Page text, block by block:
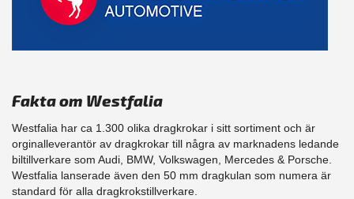
Fakta om Westfalia
Westfalia har ca 1.300 olika dragkrokar i sitt sortiment och är
orginalleverantör av dragkrokar till några av marknadens ledande
biltillverkare som Audi, BMW, Volkswagen, Mercedes & Porsche.
Westfalia lanserade även den 50 mm dragkulan som numera är
standard för alla dragkrokstillverkare.